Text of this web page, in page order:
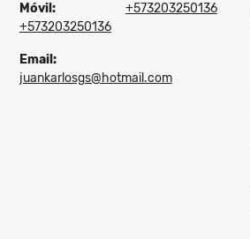
Móvil:
+573203250136
+573203250136
Email:
juankarlosgs@hotmail.com